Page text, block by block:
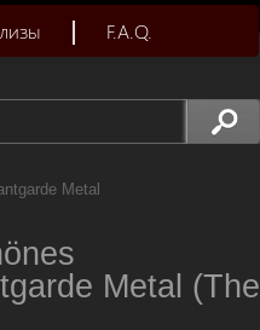
F.A.Q.
Metal
Metal (The